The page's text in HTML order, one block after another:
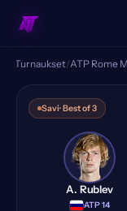
Andrey
Turnaukset/ATP Rome
Savi· Best of 3
A. Rublev
·ATP 14